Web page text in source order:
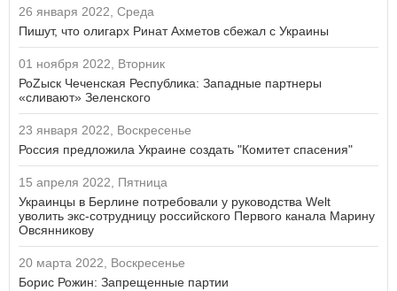
26 января 2022, Среда
Пишут, что олигарх Ринат Ахметов сбежал с Украины
01 ноября 2022, Вторник
РоZыск Чеченская Республика: Западные партнеры
«сливают» Зеленского
23 января 2022, Воскресенье
Россия предложила Украине создать "Комитет спасения"
15 апреля 2022, Пятница
Украинцы в Берлине потребовали у руководства Welt
уволить экс-сотрудницу российского Первого канала Марину
Овсянникову
20 марта 2022, Воскресенье
Борис Рожин: Запрещенные партии